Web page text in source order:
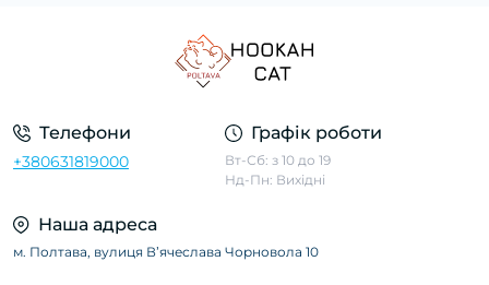
Телефони
+380631819000
Графік роботи
Вт-Сб: з 10 до 19
Нд-Пн: Вихідні
Наша адреса
м. Полтава, вулиця Вʼячеслава Чорновола 10